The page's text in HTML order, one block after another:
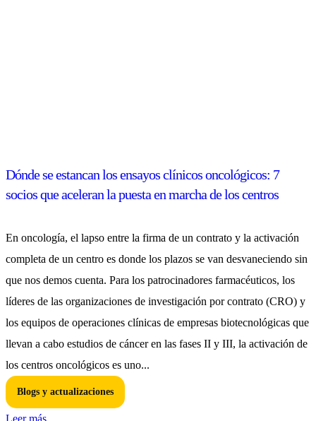
Dónde se estancan los ensayos clínicos oncológicos: 7
socios que aceleran la puesta en marcha de los centros
En oncología, el lapso entre la firma de un contrato y la activación
completa de un centro es donde los plazos se van desvaneciendo sin
que nos demos cuenta. Para los patrocinadores farmacéuticos, los
líderes de las organizaciones de investigación por contrato (CRO) y
los equipos de operaciones clínicas de empresas biotecnológicas que
llevan a cabo estudios de cáncer en las fases II y III, la activación de
los centros oncológicos es uno...
Blogs y actualizaciones
Leer más